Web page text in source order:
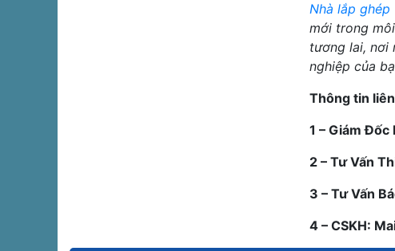
Nhà lắp ghép
mới trong
tương lai, nơi
nghiệp của
Thông tin
1 – Giám
2 – Tư Vấn
3 – Tư Vấn
4 – CSKH: